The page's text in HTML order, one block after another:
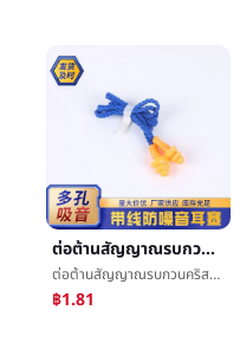
ต่อต้านสัญญาณรบกวนคริสต์มาสเข็มขัดต้นไม้เชิงเส้นทีอุดหูกันนำหรือเสียงยางทำจากซิลิคอนส่วนใหญ่ทีอุดหูกันนำหรือเสียงก้ันเสียงทีอุดหูกันนำหรือเสียงโรงงานจุดจัดหา
ต่อต้านสัญญาณรบกวนคริสต์มาสเข็มขัดต้นไม้เชิงเส้นทีอุดหูกันนำหรือเสียงยางทำจากซิลิคอนส่วนใหญ่ทีอุดหูกันนำหรือเสียงก้ันเสียงทีอุดหูกันนำหรือเสียงโรงงานจุดจัดหา
฿1.81